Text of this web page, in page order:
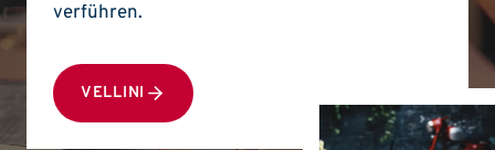
verführen.
VELLINI